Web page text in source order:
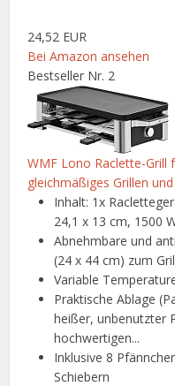
24,52 EUR
Bei Amazon ansehen
Bestseller Nr. 2
WMF Lono Raclette-Grill
gleichmäßiges Grillen
Inhalt: 1x
24,1 x 13 cm, 1500
Abnehmbare und
(24 x 44 cm) zum
Variable
Praktische Ablage
heißer, unbenutzter
hochwertigen...
Inklusive 8
Schiebern